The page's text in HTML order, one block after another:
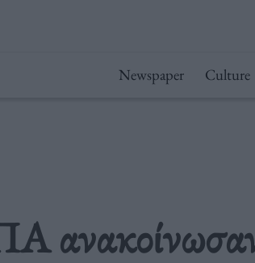
Newspaper Culture